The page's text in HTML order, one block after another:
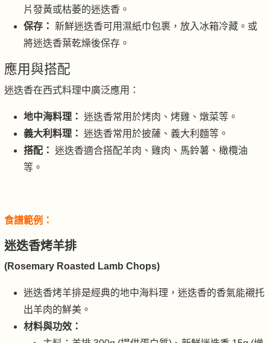
片發黃或枯萎的迷迭香。
保存： 新鮮迷迭香可用濕紙巾包裹，放入冰箱冷藏。或
將迷迭香葉乾燥後保存。
應用與搭配
迷迭香在西式料理中廣泛應用：
地中海料理： 迷迭香常用於烤肉、烤雞、燉菜等。
義大利料理： 迷迭香常用於披薩、義大利麵等。
搭配： 迷迭香適合搭配羊肉、雞肉、馬鈴薯、橄欖油
等。
食譜範例：
迷迭香烤羊排
(Rosemary Roasted Lamb Chops)
迷迭香烤羊排是經典的地中海料理，迷迭香的香氣能襯托
出羊肉的鮮美。
材料與功效：